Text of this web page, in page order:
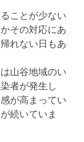
ことが少ない
その対応にあ
れない日もあ
山谷地域のい
者が発生し
が高まってい
続いていま